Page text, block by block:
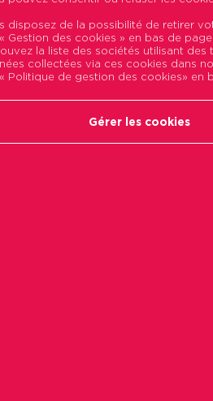
développement des
énergétique et
les infrastructures et la
gestionnaire pour le
l’épargne réglementée
durable et
est le premier
social et accompagne le
prioritaires pour le
territoires, grâce à des
taux privilégiés.
le 29 septembre 2014
disposez de la possibilité de retirer
« Gestion des cookies » en bas de
la liste des sociétés utilisant
collectées via ces cookies dans
« Politique de gestion des cookies»
Gérer les cookies